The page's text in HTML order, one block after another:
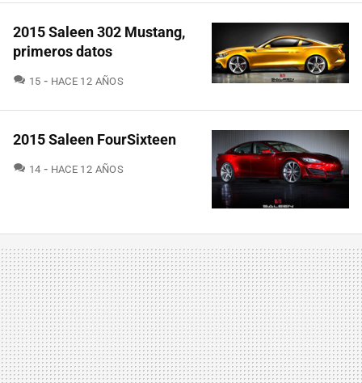
2015 Saleen 302 Mustang,
primeros datos
15 COMENTARIOS
HACE 12 AÑOS
2015 Saleen FourSixteen
14 COMENTARIOS
HACE 12 AÑOS